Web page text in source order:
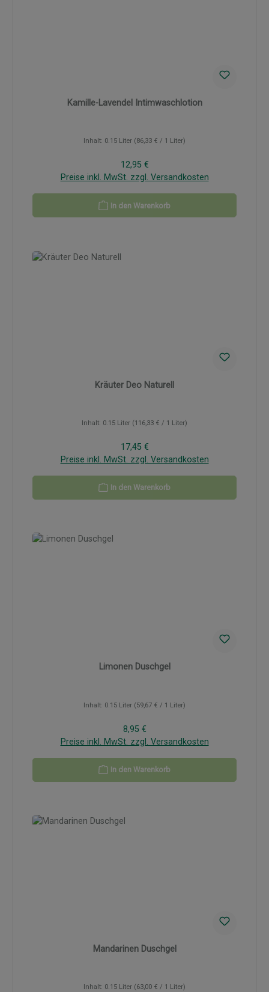
Kamille-Lavendel Intimwaschlotion
Inhalt: 0.15 Liter (86,33 € / 1 Liter)
Regulärer Preis:
12,95 €
Preise inkl. MwSt. zzgl. Versandkosten
In den Warenkorb
Kräuter Deo Naturell
Inhalt: 0.15 Liter (116,33 € / 1 Liter)
Regulärer Preis:
17,45 €
Preise inkl. MwSt. zzgl. Versandkosten
In den Warenkorb
Limonen Duschgel
Inhalt: 0.15 Liter (59,67 € / 1 Liter)
Regulärer Preis:
8,95 €
Preise inkl. MwSt. zzgl. Versandkosten
In den Warenkorb
Mandarinen Duschgel
Inhalt: 0.15 Liter (63,00 € / 1 Liter)